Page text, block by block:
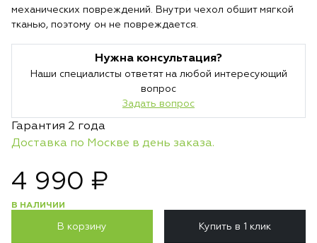
механических повреждений. Внутри чехол обшит мягкой
тканью, поэтому он не повреждается.
Нужна консультация?
Наши специалисты ответят на любой интересующий
вопрос
Задать вопрос
Гарантия 2 года
Доставка по Москве в день заказа.
4 990 ₽
В НАЛИЧИИ
В корзину Купить в 1 клик